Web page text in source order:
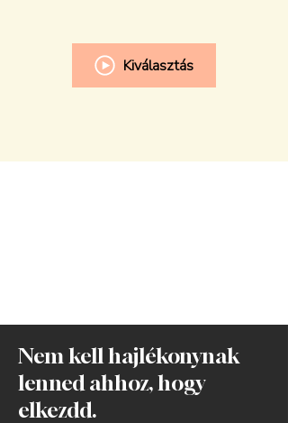
Kiválasztás
Nem kell hajlékonynak
lenned ahhoz, hogy
elkezdd.